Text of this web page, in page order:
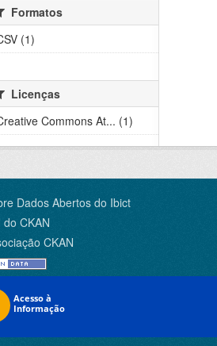
Formatos
(1)
Licenças
Commons At... (1)
Dados Abertos do Ibict
do CKAN
CKAN